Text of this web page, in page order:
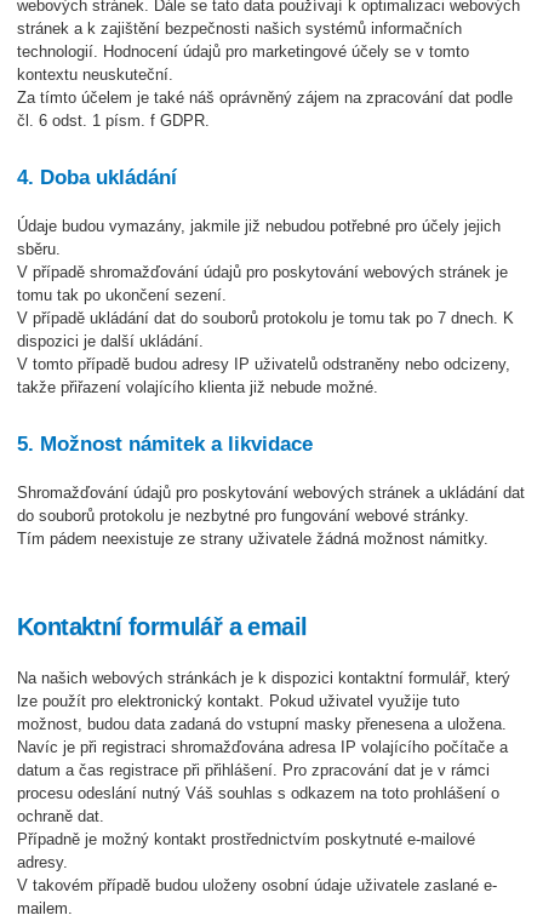
webových stránek. Dále se tato data používají k optimalizaci webových
stránek a k zajištění bezpečnosti našich systémů informačních
technologií. Hodnocení údajů pro marketingové účely se v tomto
kontextu neuskuteční.
Za tímto účelem je také náš oprávněný zájem na zpracování dat podle
čl. 6 odst. 1 písm. f GDPR.
4. Doba ukládání
Údaje budou vymazány, jakmile již nebudou potřebné pro účely jejich
sběru.
V případě shromažďování údajů pro poskytování webových stránek je
tomu tak po ukončení sezení.
V případě ukládání dat do souborů protokolu je tomu tak po 7 dnech. K
dispozici je další ukládání.
V tomto případě budou adresy IP uživatelů odstraněny nebo odcizeny,
takže přiřazení volajícího klienta již nebude možné.
5. Možnost námitek a likvidace
Shromažďování údajů pro poskytování webových stránek a ukládání dat
do souborů protokolu je nezbytné pro fungování webové stránky.
Tím pádem neexistuje ze strany uživatele žádná možnost námitky.
Kontaktní formulář a email
Na našich webových stránkách je k dispozici kontaktní formulář, který
lze použít pro elektronický kontakt. Pokud uživatel využije tuto
možnost, budou data zadaná do vstupní masky přenesena a uložena.
Navíc je při registraci shromažďována adresa IP volajícího počítače a
datum a čas registrace při přihlášení. Pro zpracování dat je v rámci
procesu odeslání nutný Váš souhlas s odkazem na toto prohlášení o
ochraně dat.
Případně je možný kontakt prostřednictvím poskytnuté e-mailové
adresy.
V takovém případě budou uloženy osobní údaje uživatele zaslané e-
mailem.